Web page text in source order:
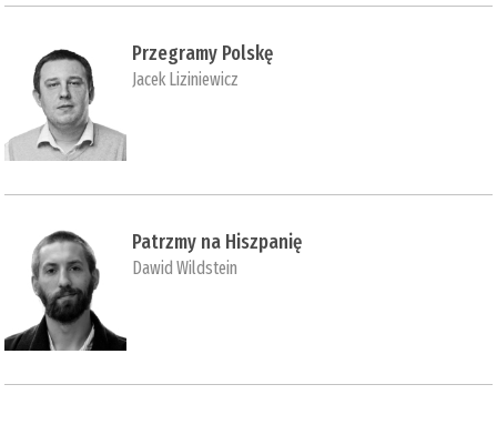
Przegramy Polskę
Jacek Liziniewicz
Patrzmy na Hiszpanię
Dawid Wildstein